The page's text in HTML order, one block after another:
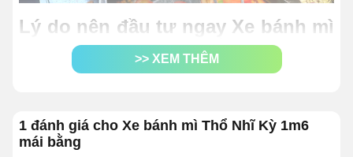
Lý do nên đầu tư ngay Xe bánh mì
Thổ Nhĩ Kỳ 1m6 mái bằng
160x60x180cm)
Chất liệu chế tạo
>> XEM THÊM
1 đánh giá cho Xe bánh mì Thổ Nhĩ Kỳ 1m6
mái bằng